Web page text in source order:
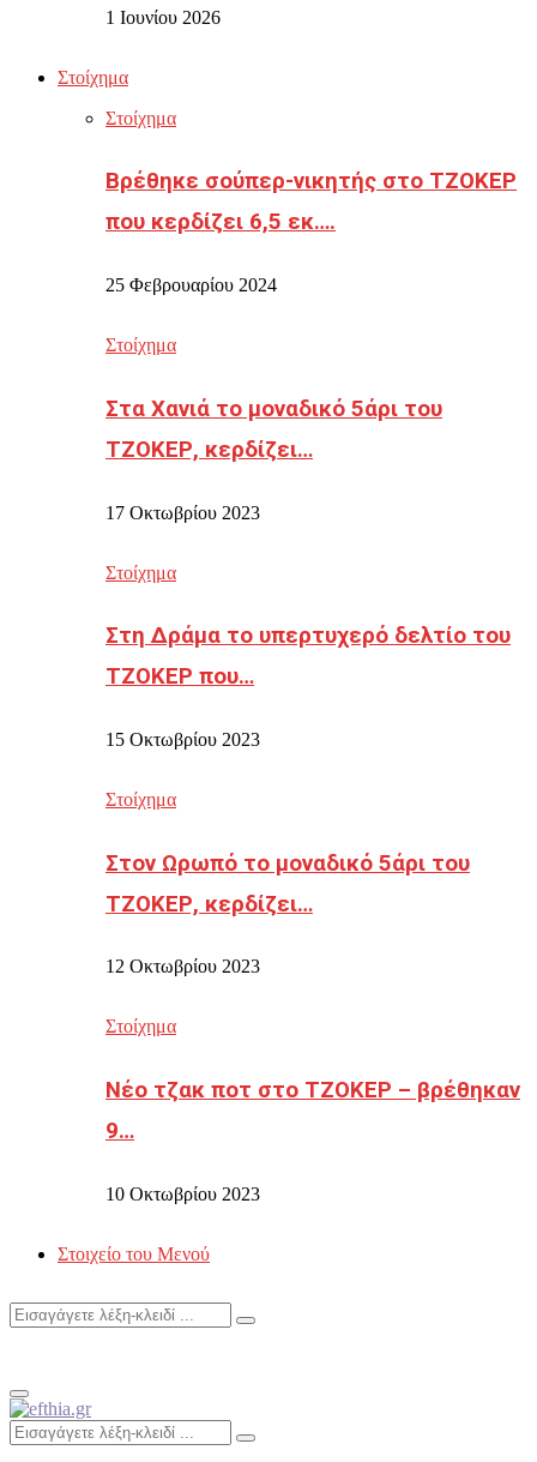
1 Ιουνίου 2026
Στοίχημα
Στοίχημα
Βρέθηκε σούπερ-νικητής στο ΤΖΟΚΕΡ
που κερδίζει 6,5 εκ….
25 Φεβρουαρίου 2024
Στοίχημα
Στα Χανιά το μοναδικό 5άρι του
ΤΖΟΚΕΡ, κερδίζει…
17 Οκτωβρίου 2023
Στοίχημα
Στη Δράμα το υπερτυχερό δελτίο του
ΤΖΟΚΕΡ που…
15 Οκτωβρίου 2023
Στοίχημα
Στον Ωρωπό το μοναδικό 5άρι του
ΤΖΟΚΕΡ, κερδίζει…
12 Οκτωβρίου 2023
Στοίχημα
Νέο τζακ ποτ στο ΤΖΟΚΕΡ – βρέθηκαν
9…
10 Οκτωβρίου 2023
Στοιχείο του Μενού
Search
Search
Primary
Menu
Search
for:
Search